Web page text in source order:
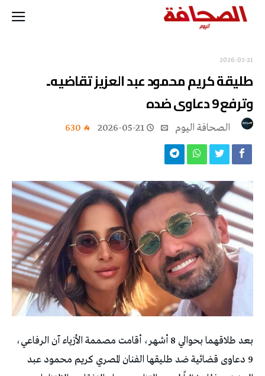
2026-05-21
طليقة كريم محمود عبد العزيز تقاضيه..
وترفع 9 دعاوى ضده
2026-05-21
630
بعد طلاقهما بحوالي 8 أشهر، أقامت مصممة الأزياء آن الرفاعي،
9 دعاوى قضائية ضد طليقها الفنان المصري كريم محمود عبد